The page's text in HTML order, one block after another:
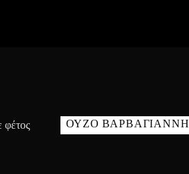
ΟΥΖΟ ΒΑΡΒΑΓΙΑΝΝΗ